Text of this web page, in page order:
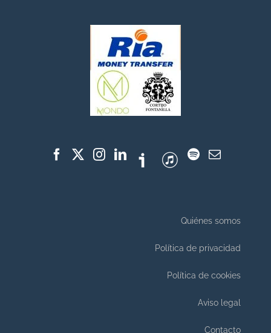
Quiénes somos
Política de privacidad
Política de cookies
Aviso legal
Contacto